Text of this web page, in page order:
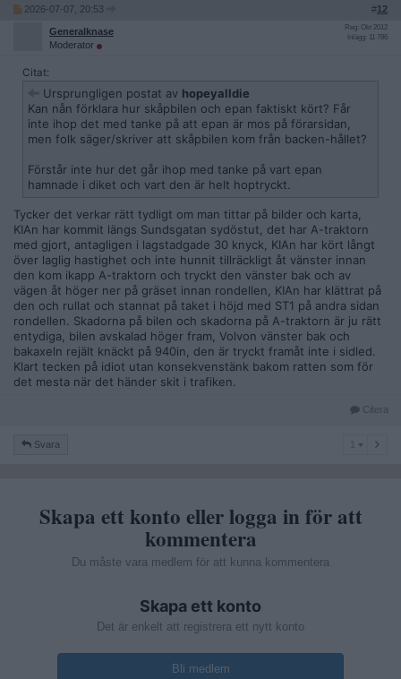
2026-07-07, 20:53 #12
Generalknase
Moderator
Reg: Okt 2012
Inlägg: 11 786
Citat:
Ursprungligen postat av hopeyalldie
Kan nån förklara hur skåpbilen och epan faktiskt kört? Får
inte ihop det med tanke på att epan är mos på förarsidan,
men folk säger/skriver att skåpbilen kom från backen-hållet?
Förstår inte hur det går ihop med tanke på vart epan
hamnade i diket och vart den är helt hoptryckt.
Tycker det verkar rätt tydligt om man tittar på bilder och karta,
KIAn har kommit längs Sundsgatan sydöstut, det har A-traktorn
med gjort, antagligen i lagstadgade 30 knyck, KIAn har kört långt
över laglig hastighet och inte hunnit tillräckligt åt vänster innan
den kom ikapp A-traktorn och tryckt den vänster bak och av
vägen åt höger ner på gräset innan rondellen, KIAn har klättrat på
den och rullat och stannat på taket i höjd med ST1 på andra sidan
rondellen. Skadorna på bilen och skadorna på A-traktorn är ju rätt
entydiga, bilen avskalad höger fram, Volvon vänster bak och
bakaxeln rejält knäckt på 940in, den är tryckt framåt inte i sidled.
Klart tecken på idiot utan konsekvenstänk bakom ratten som för
det mesta när det händer skit i trafiken.
Citera
Svara
Skapa ett konto eller logga in för att
kommentera
Du måste vara medlem för att kunna kommentera
Skapa ett konto
Det är enkelt att registrera ett nytt konto
Bli medlem